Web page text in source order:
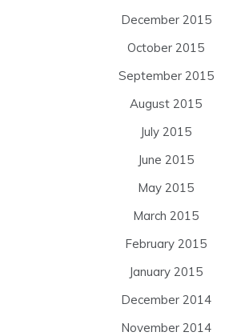
December 2015
October 2015
September 2015
August 2015
July 2015
June 2015
May 2015
March 2015
February 2015
January 2015
December 2014
November 2014